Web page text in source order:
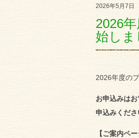
2026年5月7日
2026
始しま
2026年度の
お申込みはお
申込みくださ
【ご案内ペー